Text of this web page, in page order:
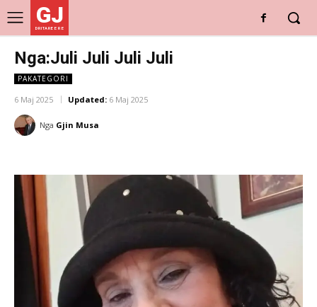
GJ
DRITARE E RE
Nga:Juli Juli Juli Juli
PAKATEGORI
6 Maj 2025 Updated: 6 Maj 2025
Nga Gjin Musa